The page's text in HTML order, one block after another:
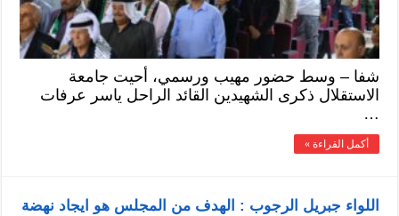
شفا – وسط حضور مهيب ورسمي، أحيت جامعة
الاستقلال ذكرى الشهيدين القائد الراحل ياسر عرفات
…
أكمل القراءة »
اللواء جبريل الرجوب : الهدف من المجلس هو ايجاد نهضة